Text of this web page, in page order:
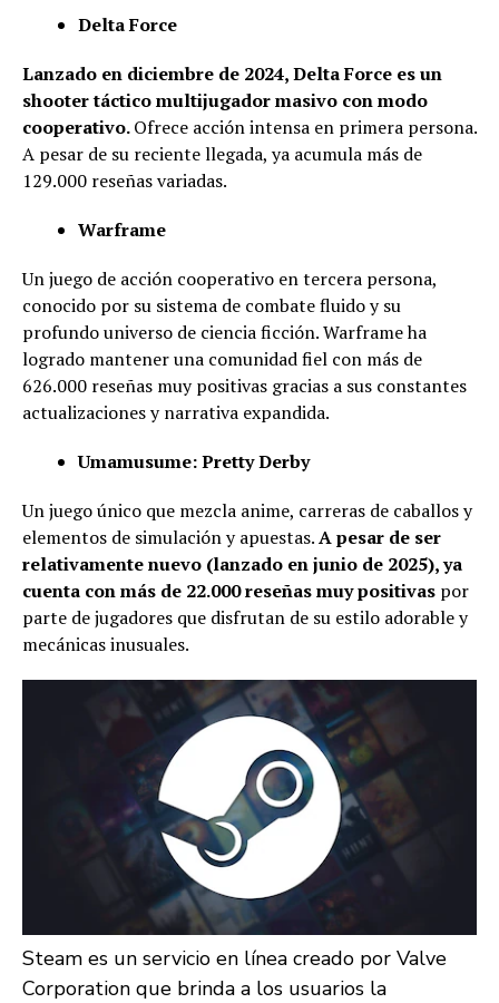
Delta Force
Lanzado en diciembre de 2024, Delta Force es un
shooter táctico multijugador masivo con modo
cooperativo.Ofrece acción intensa en primera persona.
A pesar de su reciente llegada, ya acumula más de
129.000 reseñas variadas.
Warframe
Un juego de acción cooperativo en tercera persona,
conocido por su sistema de combate fluido y su
profundo universo de ciencia ficción. Warframe ha
logrado mantener una comunidad fiel con más de
626.000 reseñas muy positivas gracias a sus constantes
actualizaciones y narrativa expandida.
Umamusume: Pretty Derby
Un juego único que mezcla anime, carreras de caballos y
elementos de simulación y apuestas.A pesar de ser
relativamente nuevo (lanzado en junio de 2025), ya
cuenta con más de 22.000 reseñas muy positivas por
parte de jugadores que disfrutan de su estilo adorable y
mecánicas inusuales.
Steam es un servicio en línea creado por Valve
Corporation que brinda a los usuarios la